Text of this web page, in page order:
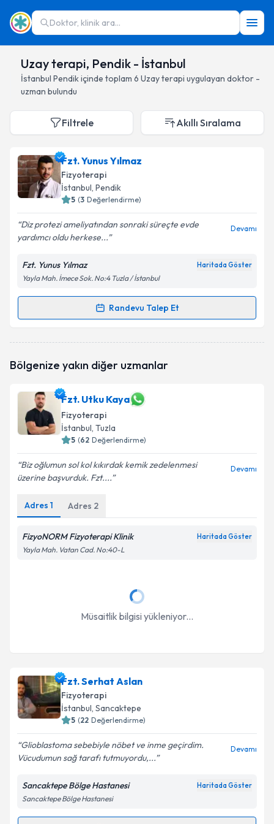
Doktor, klinik ara...
Uzay terapi, Pendik - İstanbul
İstanbul Pendikiçinde toplam 6 Uzay terapi uygulayan doktor -
uzman bulundu
Filtrele Akıllı Sıralama
Fzt. Yunus Yılmaz
Fizyoterapi
İstanbul, Pendik
5 (3 Değerlendirme)
Diz protezi ameliyatından sonraki süreçte evde
yardımcı oldu herkese...
Devamı
Fzt. Yunus Yılmaz Haritada Göster
Yayla Mah. İmece Sok. No:4 Tuzla / İstanbul
Randevu Talep Et
Randevu Takvimi Talebi
oluşturun. Size bu uzmandan randevu almanız için bir
E-posta Adresiniz
Kişisel verilerimin işlenmesine ilişkinAydınlatma
Metni'ni okudum ve kişisel verilerimin belirtilen
Bölgenize yakın diğer uzmanlar
Fzt. Utku Kaya
Fizyoterapi
İstanbul, Tuzla
5 (62 Değerlendirme)
Biz oğlumun sol kol kıkırdak kemik zedelenmesi
üzerine başvurduk. Fzt....
Devamı
Adres 1 Adres 2
FizyoNORM Fizyoterapi Klinik Haritada Göster
Yayla Mah. Vatan Cad. No:40-L
Müsaitlik bilgisi yükleniyor...
Fzt. Serhat Aslan
Fizyoterapi
İstanbul, Sancaktepe
5 (22 Değerlendirme)
Glioblastoma sebebiyle nöbet ve inme geçirdim.
Vücudumun sağ tarafı tutmuyordu,...
Devamı
Sancaktepe Bölge Hastanesi Haritada Göster
Sancaktepe Bölge Hastanesi